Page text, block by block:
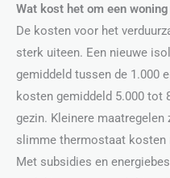
Wat kost het om een
De kosten voor het
sterk uiteen. Een nieuwe
gemiddeld tussen de 1.000
kosten gemiddeld 5.000 tot
gezin. Kleinere
slimme thermostaat kosten
Met subsidies en